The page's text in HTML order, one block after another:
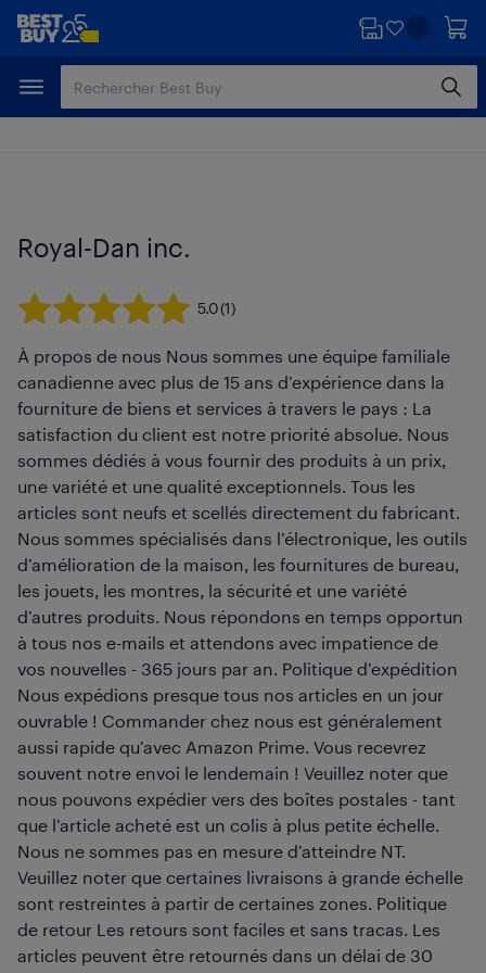
Passer
principal
Passer
Royal-Dan inc.
5.0(1)
À propos de nous Nous sommes une équipe familiale
canadienne avec plus de 15 ans d’expérience dans la
fourniture de biens et services à travers le pays : La
satisfaction du client est notre priorité absolue. Nous
sommes dédiés à vous fournir des produits à un prix,
une variété et une qualité exceptionnels. Tous les
articles sont neufs et scellés directement du fabricant.
Nous sommes spécialisés dans l’électronique, les outils
d’amélioration de la maison, les fournitures de bureau,
les jouets, les montres, la sécurité et une variété
d’autres produits. Nous répondons en temps opportun
à tous nos e-mails et attendons avec impatience de
vos nouvelles - 365 jours par an. Politique d’expédition
Nous expédions presque tous nos articles en un jour
ouvrable ! Commander chez nous est généralement
aussi rapide qu’avec Amazon Prime. Vous recevrez
souvent notre envoi le lendemain ! Veuillez noter que
nous pouvons expédier vers des boîtes postales - tant
que l’article acheté est un colis à plus petite échelle.
Nous ne sommes pas en mesure d’atteindre NT.
Veuillez noter que certaines livraisons à grande échelle
sont restreintes à partir de certaines zones. Politique
de retour Les retours sont faciles et sans tracas. Les
articles peuvent être retournés dans un délai de 30